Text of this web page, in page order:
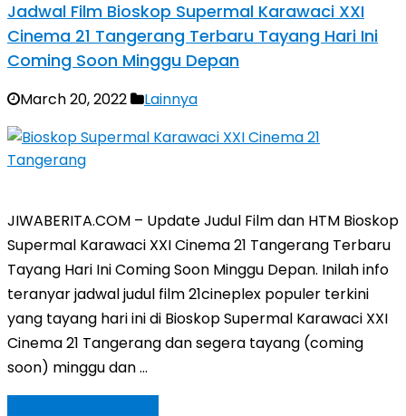
Jadwal Film Bioskop Supermal Karawaci XXI
Cinema 21 Tangerang Terbaru Tayang Hari Ini
Coming Soon Minggu Depan
March 20, 2022 Lainnya
JIWABERITA.COM – Update Judul Film dan HTM Bioskop
Supermal Karawaci XXI Cinema 21 Tangerang Terbaru
Tayang Hari Ini Coming Soon Minggu Depan. Inilah info
teranyar jadwal judul film 21cineplex populer terkini
yang tayang hari ini di Bioskop Supermal Karawaci XXI
Cinema 21 Tangerang dan segera tayang (coming
soon) minggu dan …